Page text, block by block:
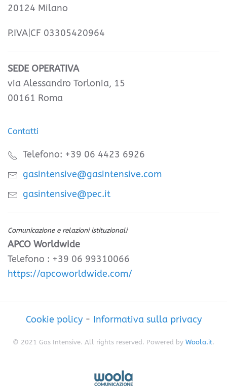
20124 Milano
P.IVA|CF 03305420964
SEDE OPERATIVA
via Alessandro Torlonia, 15
00161 Roma
Contatti
Telefono: +39 06 4423 6926
gasintensive@gasintensive.com
gasintensive@pec.it
Comunicazione e relazioni istituzionali
APCO Worldwide
Telefono : +39 06 99310066
https://apcoworldwide.com/
Cookie policy- Informativa sulla privacy
© 2021 Gas Intensive. All rights reserved. Powered by Woola.it.